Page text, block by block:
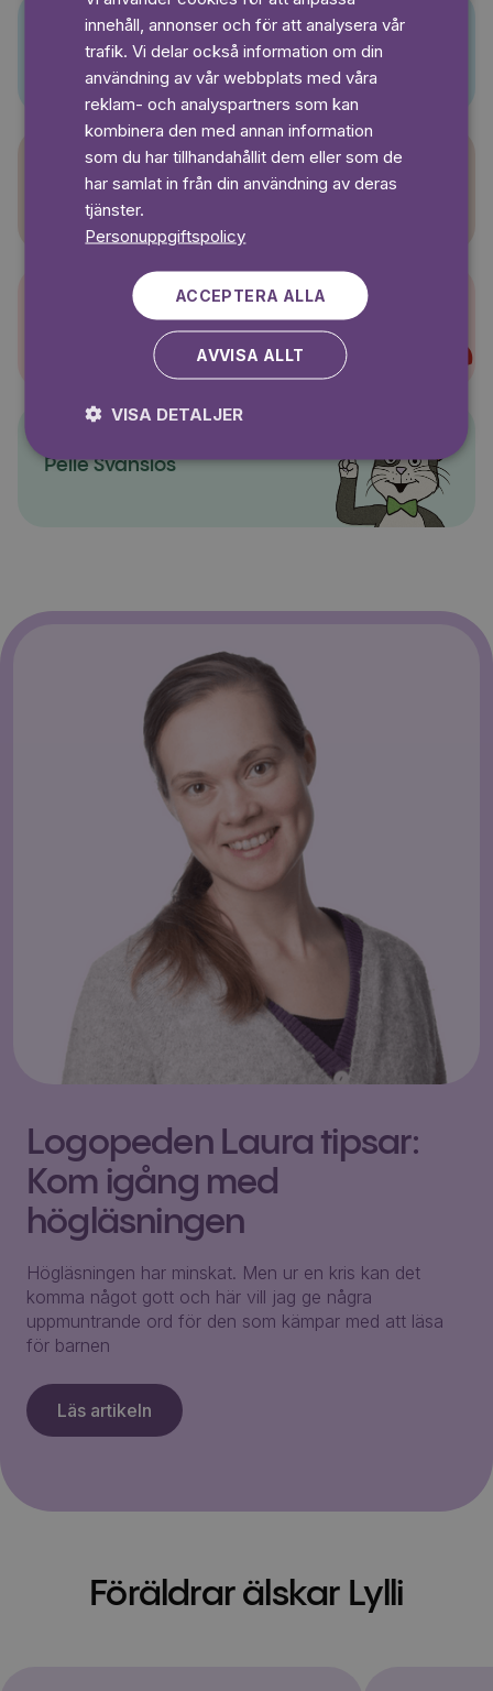
Sagasagor
Super-Charlie
Pelle Svanslös
Logopeden Laura tipsar:
Kom igång med
högläsningen
Högläsningen har minskat. Men ur en kris kan det
komma något gott och här vill jag ge några
uppmuntrande ord för den som kämpar med att läsa
för barnen
Läs artikeln
Föräldrar älskar Lylli
innehåll, annonser och för att analysera vår
trafik. Vi delar också information om din
användning av vår webbplats med våra
reklam- och analyspartners som kan
kombinera den med annan information
som du har tillhandahållit dem eller som de
har samlat in från din användning av deras
tjänster.
Personuppgiftspolicy
ACCEPTERA ALLA
AVVISA ALLT
VISA DETALJER